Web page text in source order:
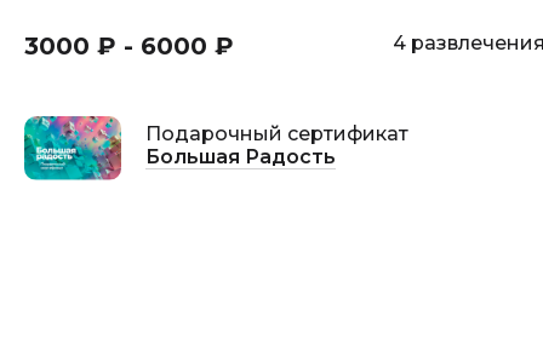
3000 ₽ - 6000 ₽ 4
Подарочный сертификат
Большая Радость